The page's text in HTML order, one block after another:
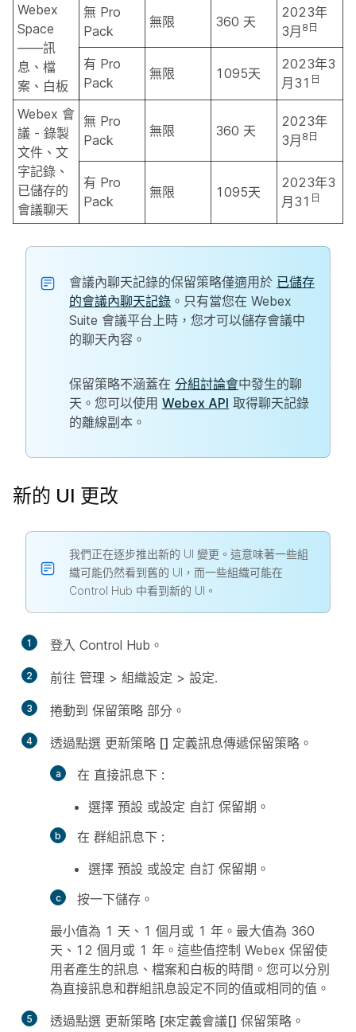
Webex
Space
——訊
息、檔
案、白板
無 Pro
Pack
無限 360 天
2023年
3月 8日
有 Pro
Pack
無限 1095天
2023年3
月31 日
Webex 會
議 - 錄製
文件、文
字記錄、
已儲存的
會議聊天
無 Pro
Pack
無限 360 天
2023年
3月 8日
有 Pro
Pack
無限 1095天
2023年3
月31 日
會議內聊天記錄的保留策略僅適用於 已儲存
的會議內聊天記錄 。只有當您在 Webex
Suite 會議平台上時，您才可以儲存會議中
的聊天內容。
保留策略不涵蓋在 分組討論會中發生的聊
天。您可以使用 Webex API 取得聊天記錄
的離線副本。
新的 UI 更改
我們正在逐步推出新的 UI 變更。這意味著一些組
織可能仍然看到舊的 UI，而一些組織可能在
Control Hub 中看到新的 UI。
1 登入 Control Hub。
2 前往 管理 > 組織設定 > 設定.
3 捲動到 保留策略 部分。
4 透過點選 更新策略 [] 定義訊息傳遞保留策略。
在 直接訊息下 :
選擇 預設 或設定 自訂 保留期。
在 群組訊息下 :
選擇 預設 或設定 自訂 保留期。
按一下儲存 。
最小值為 1 天、1 個月或 1 年。最大值為 360
天、12 個月或 1 年。這些值控制 Webex 保留使
用者產生的訊息、檔案和白板的時間。您可以分別
為直接訊息和群組訊息設定不同的值或相同的值。
5 透過點選 更新策略 [來定義會議[] 保留策略。